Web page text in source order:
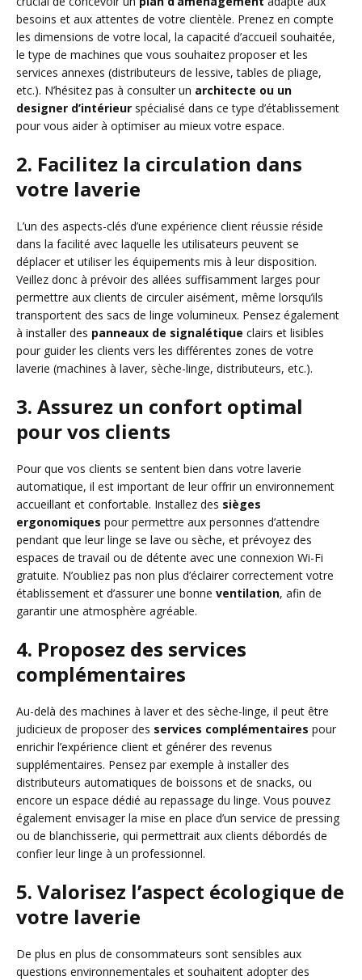
besoins et aux attentes de votre clientèle. Prenez en compte
les dimensions de votre local, la capacité d’accueil souhaitée,
le type de machines que vous souhaitez proposer et les
services annexes (distributeurs de lessive, tables de pliage,
etc.). N’hésitez pas à consulter un architecte ou un
designer d’intérieur spécialisé dans ce type d’établissement
pour vous aider à optimiser au mieux votre espace.
2. Facilitez la circulation dans
votre laverie
L’un des aspects-clés d’une expérience client réussie réside
dans la facilité avec laquelle les utilisateurs peuvent se
déplacer et utiliser les équipements mis à leur disposition.
Veillez donc à prévoir des allées suffisamment larges pour
permettre aux clients de circuler aisément, même lorsqu’ils
transportent des sacs de linge volumineux. Pensez également
à installer des panneaux de signalétique clairs et lisibles
pour guider les clients vers les différentes zones de votre
laverie (machines à laver, sèche-linge, distributeurs, etc.).
3. Assurez un confort optimal
pour vos clients
Pour que vos clients se sentent bien dans votre laverie
automatique, il est important de leur offrir un environnement
accueillant et confortable. Installez des sièges
ergonomiques pour permettre aux personnes d’attendre
pendant que leur linge se lave ou sèche, et prévoyez des
espaces de travail ou de détente avec une connexion Wi-Fi
gratuite. N’oubliez pas non plus d’éclairer correctement votre
établissement et d’assurer une bonne ventilation, afin de
garantir une atmosphère agréable.
4. Proposez des services
complémentaires
Au-delà des machines à laver et des sèche-linge, il peut être
judicieux de proposer des services complémentaires pour
enrichir l’expérience client et générer des revenus
supplémentaires. Pensez par exemple à installer des
distributeurs automatiques de boissons et de snacks, ou
encore un espace dédié au repassage du linge. Vous pouvez
également envisager la mise en place d’un service de pressing
ou de blanchisserie, qui permettrait aux clients débordés de
confier leur linge à un professionnel.
5. Valorisez l’aspect écologique de
votre laverie
De plus en plus de consommateurs sont sensibles aux
questions environnementales et souhaitent adopter des